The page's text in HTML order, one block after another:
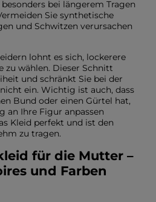
bei längerem Tragen
Sie synthetische
und Schwitzen verursachen
lohnt es sich, lockerere
zu wählen. Dieser Schnitt
und schränkt Sie bei der
ein. Wichtig ist auch, dass
Bund oder einen Gürtel hat,
an Ihre Figur anpassen
Kleid perfekt und ist den
zu tragen.
für die Mutter –
und Farben